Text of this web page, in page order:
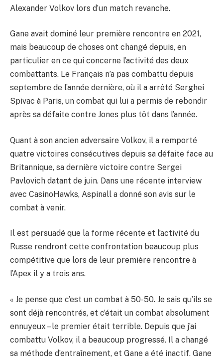
Alexander Volkov lors d’un match revanche.
Gane avait dominé leur première rencontre en 2021,
mais beaucoup de choses ont changé depuis, en
particulier en ce qui concerne l’activité des deux
combattants. Le Français n’a pas combattu depuis
septembre de l’année dernière, où il a arrêté Serghei
Spivac à Paris, un combat qui lui a permis de rebondir
après sa défaite contre Jones plus tôt dans l’année.
Quant à son ancien adversaire Volkov, il a remporté
quatre victoires consécutives depuis sa défaite face au
Britannique, sa dernière victoire contre Sergei
Pavlovich datant de juin. Dans une récente interview
avec CasinoHawks, Aspinall a donné son avis sur le
combat à venir.
Il est persuadé que la forme récente et l’activité du
Russe rendront cette confrontation beaucoup plus
compétitive que lors de leur première rencontre à
l’Apex il y a trois ans.
« Je pense que c’est un combat à 50-50. Je sais qu’ils se
sont déjà rencontrés, et c’était un combat absolument
ennuyeux – le premier était terrible. Depuis que j’ai
combattu Volkov, il a beaucoup progressé. Il a changé
sa méthode d’entraînement, et Gane a été inactif. Gane